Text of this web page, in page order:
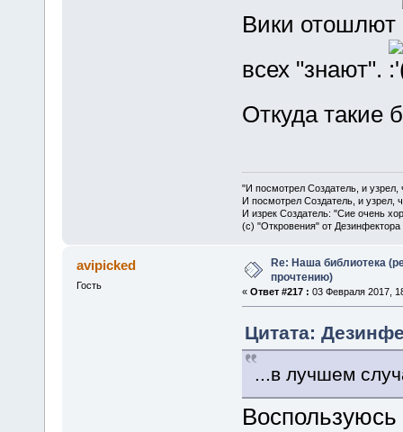
Вики отошлют
всех "знают".
Откуда такие
"И посмотрел Создатель, и
И посмотрел Создатель, и узрел,
И изрек Создатель: "Сие очень
(с) "Откровения" от Дезинфектора
avipicked
Гость
Re: Наша библиотека
прочтению)
« Ответ #217 : 03 Февраля 2017,
Цитата:
...в лучшем